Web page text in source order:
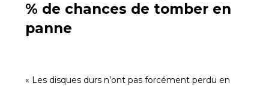
% de chances de tomber en
panne
« Les disques durs n’ont pas forcément perdu en